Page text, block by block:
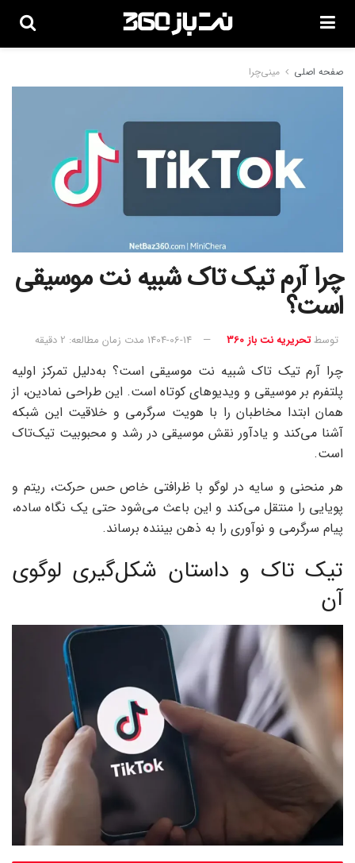
صفحه اصلی مینی‌چرا
چرا آرم تیک ‌تاک شبیه نت موسیقی
است؟
توسطتحریریه نت باز 360 1404-06-14 مدت زمان مطالعه: 2 دقیقه
چرا آرم تیک ‌تاک شبیه نت موسیقی است؟ به‌دلیل تمرکز اولیه
پلتفرم بر موسیقی و ویدیوهای کوتاه است. این طراحی نمادین، از
همان ابتدا مخاطبان را با هویت سرگرمی و خلاقیت این شبکه
آشنا می‌کند و یادآور نقش موسیقی در رشد و محبوبیت تیک‌تاک
است.
هر منحنی و سایه در لوگو با ظرافتی خاص حس حرکت، ریتم و
پویایی را منتقل می‌کند و این باعث می‌شود حتی یک نگاه ساده،
پیام سرگرمی و نوآوری را به ذهن بیننده برساند.
تیک تاک و داستان شکل‌گیری لوگوی
آن